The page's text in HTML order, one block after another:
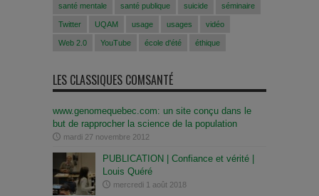
santé mentale santé publique suicide séminaire
Twitter UQAM usage usages vidéo
Web 2.0 YouTube école d'été éthique
LES CLASSIQUES COMSANTÉ
www.genomequebec.com: un site conçu dans le
but de rapprocher la science de la population
mardi 27 novembre 2012
PUBLICATION | Confiance et vérité |
Louis Quéré
mercredi 1 août 2018